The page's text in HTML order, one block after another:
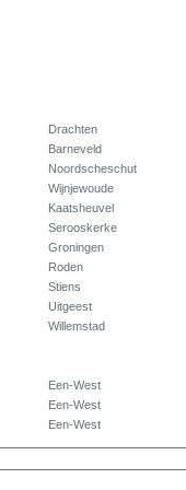
Drachten
Barneveld
Noordscheschut
Wijnjewoude
Kaatsheuvel
Serooskerke
Groningen
Roden
Stiens
Uitgeest
Willemstad
Een-West
Een-West
Een-West